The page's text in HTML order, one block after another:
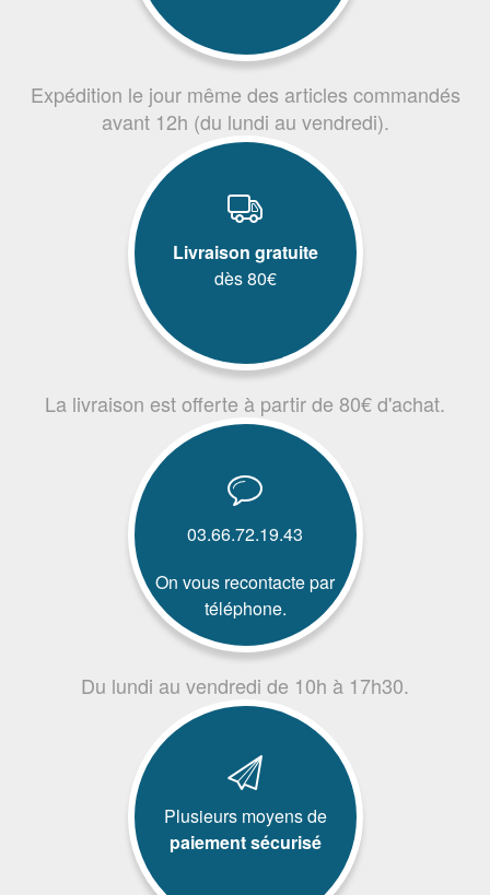
Expédition le jour même des articles commandés
avant 12h (du lundi au vendredi).
Livraison gratuite
dès 80€
La livraison est offerte à partir de 80€ d'achat.
03.66.72.19.43
On vous recontacte par
téléphone.
Du lundi au vendredi de 10h à 17h30.
Plusieurs moyens de
paiement sécurisé